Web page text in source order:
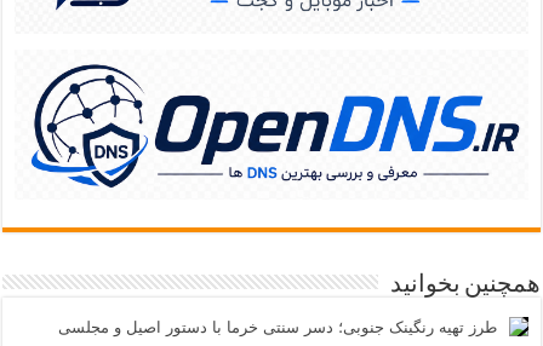
همچنین بخوانید
طرز تهیه رنگینک جنوبی؛ دسر سنتی خرما با دستور اصیل و مجلسی